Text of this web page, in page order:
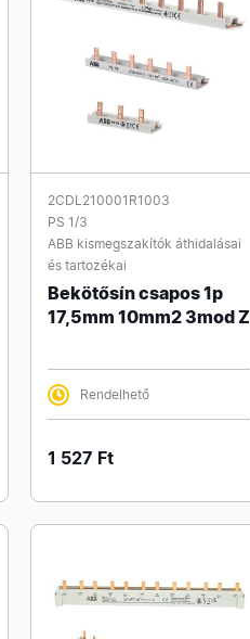
2CDL210001R1003
PS 1/3
ABB kismegszakítók áthidalásai
és tartozékai
Bekötősín csapos 1p
17,5mm 10mm2 3mod Z
Rendelhető
1 527 Ft